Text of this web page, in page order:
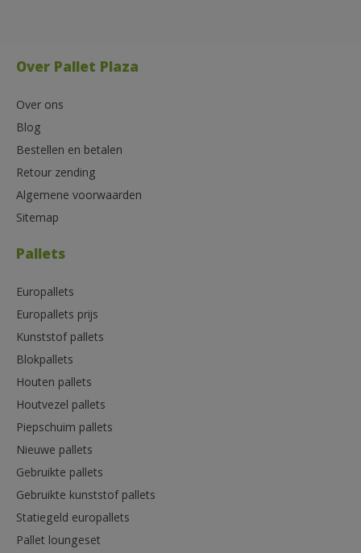
Over Pallet Plaza
Over ons
Blog
Bestellen en betalen
Retour zending
Algemene voorwaarden
Sitemap
Pallets
Europallets
Europallets prijs
Kunststof pallets
Blokpallets
Houten pallets
Houtvezel pallets
Piepschuim pallets
Nieuwe pallets
Gebruikte pallets
Gebruikte kunststof pallets
Statiegeld europallets
Pallet loungeset